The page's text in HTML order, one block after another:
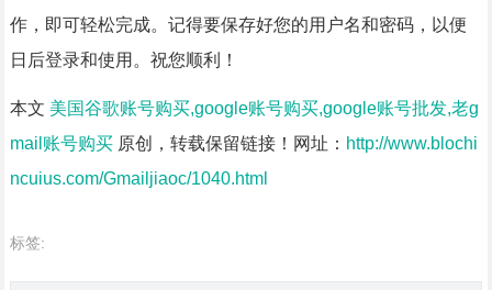
作，即可轻松完成。记得要保存好您的用户名和密码，以便
日后登录和使用。祝您顺利！
本文 美国谷歌账号购买,google账号购买,google账号批发,老g
mail账号购买原创，转载保留链接！网址： http://www.blochi
ncuius.com/Gmailjiaoc/1040.html
标签: